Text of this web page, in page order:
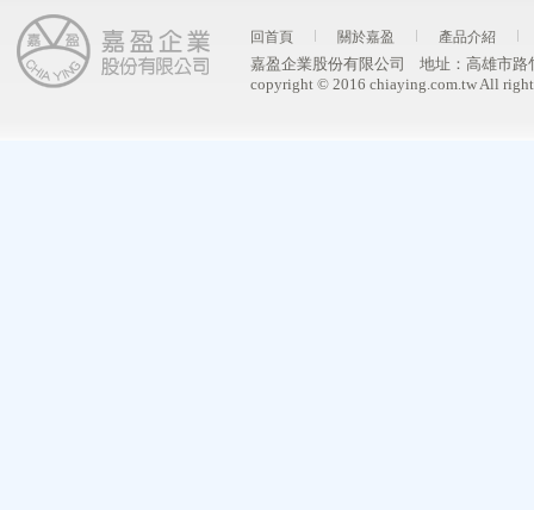
回首頁 關於嘉盈 產品介紹
嘉盈企業股份有限公司 地址： 高雄市
copyright © 2016 chiaying.com.tw All right